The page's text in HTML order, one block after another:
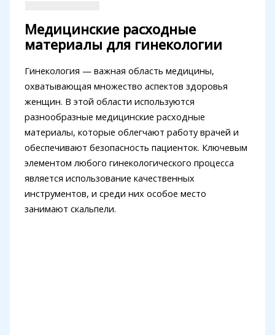
Медицинские расходные
материалы для гинекологии
Гинекология — важная область медицины,
охватывающая множество аспектов здоровья
женщин. В этой области используются
разнообразные медицинские расходные
материалы, которые облегчают работу врачей и
обеспечивают безопасность пациенток. Ключевым
элементом любого гинекологического процесса
является использование качественных
инструментов, и среди них особое место
занимают скальпели.